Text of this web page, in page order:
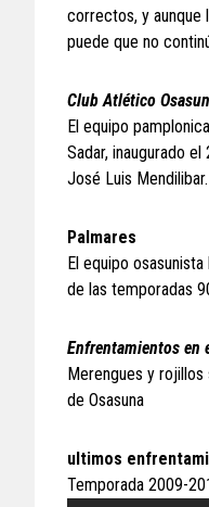
correctos, y aunque
puede que no
Club Atlético
El equipo
Sadar, inaugurado
José Luis Mendilibar.
Palmares
El equipo
de las temporadas
Enfrentamientos en
Merengues y
de Osasuna
ultimos
Temporada 2009-